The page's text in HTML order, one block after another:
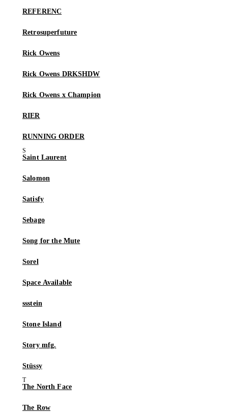
REFERENC
Retrosuperfuture
Rick Owens
Rick Owens DRKSHDW
Rick Owens x Champion
RIER
RUNNING ORDER
Saint Laurent
Salomon
Satisfy
Sebago
Song for the Mute
Sorel
Space Available
ssstein
Stone Island
Story mfg.
Stüssy
The North Face
The Row